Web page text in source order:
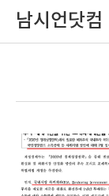
남시언닷컴